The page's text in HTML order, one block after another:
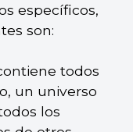
específicos,
son:
todos
un universo
los